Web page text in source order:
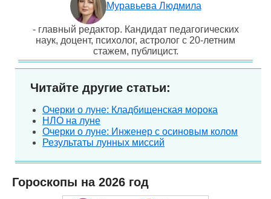
Муравьева Людмила
- главный редактор. Кандидат педагогических
наук, доцент, психолог, астролог с 20-летним
стажем, публицист.
Читайте другие статьи:
Очерки о луне: Кладбищенская морока
НЛО на луне
Очерки о луне: Инженер с осиновым колом
Результаты лунных миссий
Гороскопы на 2026 год